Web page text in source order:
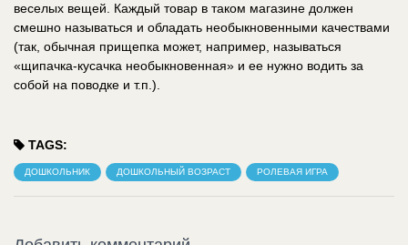
веселых вещей. Каждый товар в таком магазине должен
смешно называться и обладать необыкновенными качествами
(так, обычная прищепка может, например, называться
«щипачка-кусачка необыкновенная» и ее нужно водить за
собой на поводке и т.п.).
TAGS:
ДОШКОЛЬНИК ДОШКОЛЬНЫЙ ВОЗРАСТ РОЛЕВАЯ ИГРА